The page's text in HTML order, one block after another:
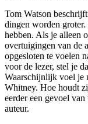
Tom Watson
dingen worden
hebben. Als je alleen
overtuigingen van de
opgesloten te voelen
voor de lezer, stel je
Waarschijnlijk voel je
Whitney. Hoe houdt
eerder een gevoel
auteur.